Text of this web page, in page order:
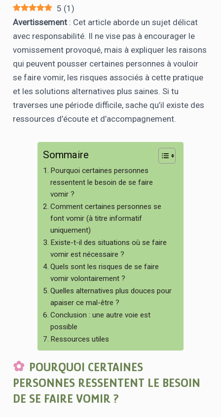
5 (1)
Avertissement : Cet article aborde un sujet délicat
avec responsabilité. Il ne vise pas à encourager le
vomissement provoqué, mais à expliquer les raisons
qui peuvent pousser certaines personnes à vouloir
se faire vomir, les risques associés à cette pratique
et les solutions alternatives plus saines. Si tu
traverses une période difficile, sache qu’il existe des
ressources d’écoute et d’accompagnement.
Sommaire
Pourquoi certaines personnes
ressentent le besoin de se faire
vomir ?
Comment certaines personnes se
font vomir (à titre informatif
uniquement)
Existe-t-il des situations où se faire
vomir est nécessaire ?
Quels sont les risques de se faire
vomir volontairement ?
Quelles alternatives plus douces pour
apaiser ce mal-être ?
Conclusion : une autre voie est
possible
Ressources utiles
POURQUOI CERTAINES
PERSONNES RESSENTENT LE BESOIN
DE SE FAIRE VOMIR ?